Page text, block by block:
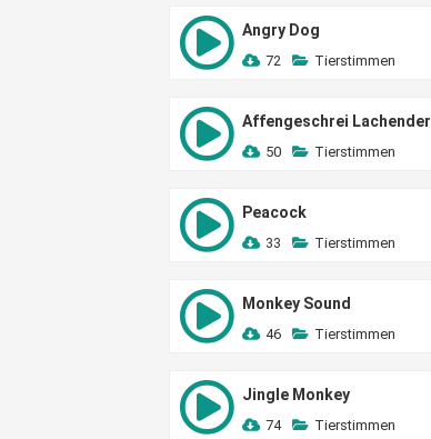
Angry Dog
72 Tierstimmen
Affengeschrei Lachender
50 Tierstimmen
Peacock
33 Tierstimmen
Monkey Sound
46 Tierstimmen
Jingle Monkey
74 Tierstimmen